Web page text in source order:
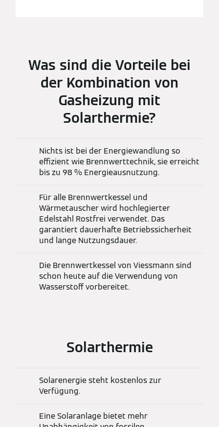
Was sind die Vorteile bei
der Kombination von
Gasheizung mit
Solarthermie?
Nichts ist bei der Energiewandlung so
effizient wie Brennwerttechnik, sie erreicht
bis zu 98 % Energieausnutzung.
Für alle Brennwertkessel und
Wärmetauscher wird hochlegierter
Edelstahl Rostfrei verwendet. Das
garantiert dauerhafte Betriebssicherheit
und lange Nutzungsdauer.
Die Brennwertkessel von Viessmann sind
schon heute auf die Verwendung von
Wasserstoff vorbereitet.
Solarthermie
Solarenergie steht kostenlos zur
Verfügung.
Eine Solaranlage bietet mehr